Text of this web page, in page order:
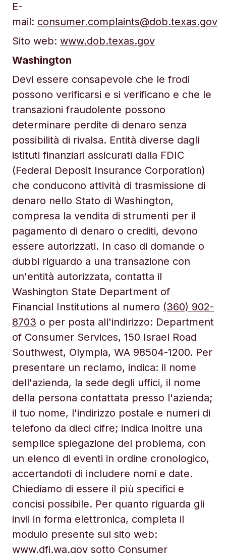
E-
mail: consumer.complaints@dob.texas.gov
Sito web: www.dob.texas.gov
Washington
Devi essere consapevole che le frodi
possono verificarsi e si verificano e che le
transazioni fraudolente possono
determinare perdite di denaro senza
possibilità di rivalsa. Entità diverse dagli
istituti finanziari assicurati dalla FDIC
(Federal Deposit Insurance Corporation)
che conducono attività di trasmissione di
denaro nello Stato di Washington,
compresa la vendita di strumenti per il
pagamento di denaro o crediti, devono
essere autorizzati. In caso di domande o
dubbi riguardo a una transazione con
un'entità autorizzata, contatta il
Washington State Department of
Financial Institutions al numero (360) 902-
8703 o per posta all'indirizzo: Department
of Consumer Services, 150 Israel Road
Southwest, Olympia, WA 98504-1200. Per
presentare un reclamo, indica: il nome
dell'azienda, la sede degli uffici, il nome
della persona contattata presso l'azienda;
il tuo nome, l'indirizzo postale e numeri di
telefono da dieci cifre; indica inoltre una
semplice spiegazione del problema, con
un elenco di eventi in ordine cronologico,
accertandoti di includere nomi e date.
Chiediamo di essere il più specifici e
concisi possibile. Per quanto riguarda gli
invii in forma elettronica, completa il
modulo presente sul sito web:
www.dfi.wa.gov sotto Consumer